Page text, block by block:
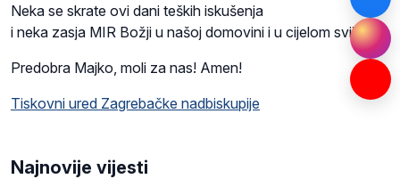
Neka se skrate ovi dani teških iskušenja
i neka zasja MIR Božji u našoj domovini i u cijelom svijetu!
Predobra Majko, moli za nas! Amen!
Tiskovni ured Zagrebačke nadbiskupije
Najnovije vijesti